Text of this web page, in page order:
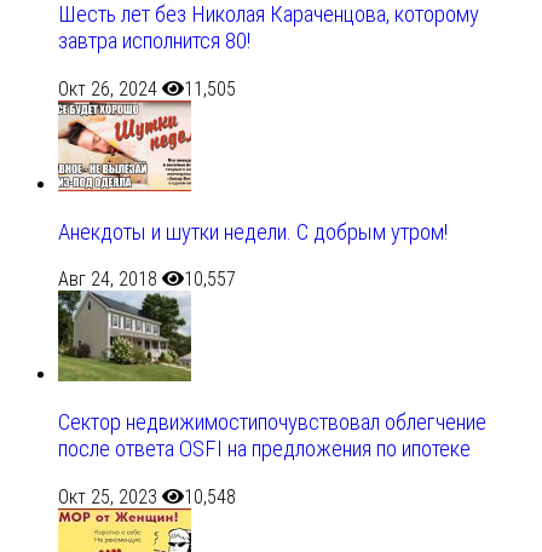
Шесть лет без Николая Караченцова, которому
завтра исполнится 80!
Окт 26, 2024 11,505
Анекдоты и шутки недели. С добрым утром!
Авг 24, 2018 10,557
Сектор недвижимостипочувствовал облегчение
после ответа OSFI на предложения по ипотеке
Окт 25, 2023 10,548